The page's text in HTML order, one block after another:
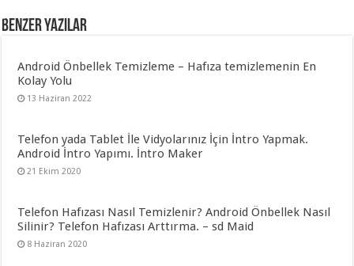
Benzer Yazılar
Android Önbellek Temizleme – Hafıza temizlemenin En
Kolay Yolu
13 Haziran 2022
Telefon yada Tablet İle Vidyolarınız İçin İntro Yapmak.
Android İntro Yapımı. İntro Maker
21 Ekim 2020
Telefon Hafızası Nasıl Temizlenir? Android Önbellek Nasıl
Silinir? Telefon Hafızası Arttırma. – sd Maid
8 Haziran 2020